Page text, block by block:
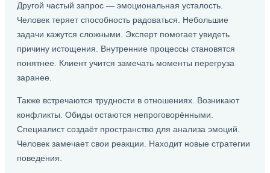
Другой частый запрос — эмоциональная усталость.
Человек теряет способность радоваться. Небольшие
задачи кажутся сложными. Эксперт помогает увидеть
причину истощения. Внутренние процессы становятся
понятнее. Клиент учится замечать моменты перегруза
заранее.
Также встречаются трудности в отношениях. Возникают
конфликты. Обиды остаются непроговорёнными.
Специалист создаёт пространство для анализа эмоций.
Человек замечает свои реакции. Находит новые стратегии
поведения.